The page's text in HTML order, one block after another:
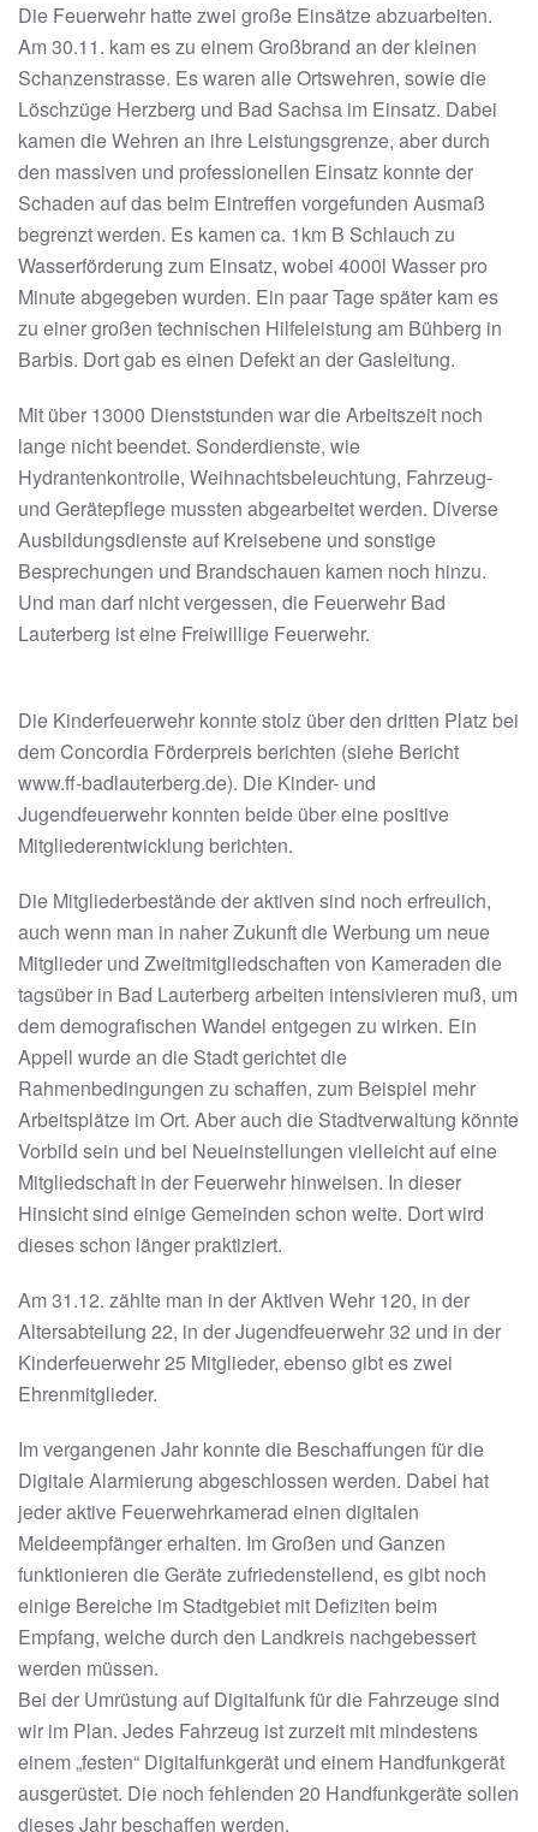
Die Feuerwehr hatte zwei große Einsätze abzuarbeiten.
Am 30.11. kam es zu einem Großbrand an der kleinen
Schanzenstrasse. Es waren alle Ortswehren, sowie die
Löschzüge Herzberg und Bad Sachsa im Einsatz. Dabei
kamen die Wehren an ihre Leistungsgrenze, aber durch
den massiven und professionellen Einsatz konnte der
Schaden auf das beim Eintreffen vorgefunden Ausmaß
begrenzt werden. Es kamen ca. 1km B Schlauch zu
Wasserförderung zum Einsatz, wobei 4000l Wasser pro
Minute abgegeben wurden. Ein paar Tage später kam es
zu einer großen technischen Hilfeleistung am Bühberg in
Barbis. Dort gab es einen Defekt an der Gasleitung.
Mit über 13000 Dienststunden war die Arbeitszeit noch
lange nicht beendet. Sonderdienste, wie
Hydrantenkontrolle, Weihnachtsbeleuchtung, Fahrzeug-
und Gerätepflege mussten abgearbeitet werden. Diverse
Ausbildungsdienste auf Kreisebene und sonstige
Besprechungen und Brandschauen kamen noch hinzu.
Und man darf nicht vergessen, die Feuerwehr Bad
Lauterberg ist eine Freiwillige Feuerwehr.
Die Kinderfeuerwehr konnte stolz über den dritten Platz bei
dem Concordia Förderpreis berichten (siehe Bericht
www.ff-badlauterberg.de). Die Kinder- und
Jugendfeuerwehr konnten beide über eine positive
Mitgliederentwicklung berichten.
Die Mitgliederbestände der aktiven sind noch erfreulich,
auch wenn man in naher Zukunft die Werbung um neue
Mitglieder und Zweitmitgliedschaften von Kameraden die
tagsüber in Bad Lauterberg arbeiten intensivieren muß, um
dem demografischen Wandel entgegen zu wirken. Ein
Appell wurde an die Stadt gerichtet die
Rahmenbedingungen zu schaffen, zum Beispiel mehr
Arbeitsplätze im Ort. Aber auch die Stadtverwaltung könnte
Vorbild sein und bei Neueinstellungen vielleicht auf eine
Mitgliedschaft in der Feuerwehr hinweisen. In dieser
Hinsicht sind einige Gemeinden schon weite. Dort wird
dieses schon länger praktiziert.
Am 31.12. zählte man in der Aktiven Wehr 120, in der
Altersabteilung 22, in der Jugendfeuerwehr 32 und in der
Kinderfeuerwehr 25 Mitglieder, ebenso gibt es zwei
Ehrenmitglieder.
Im vergangenen Jahr konnte die Beschaffungen für die
Digitale Alarmierung abgeschlossen werden. Dabei hat
jeder aktive Feuerwehrkamerad einen digitalen
Meldeempfänger erhalten. Im Großen und Ganzen
funktionieren die Geräte zufriedenstellend, es gibt noch
einige Bereiche im Stadtgebiet mit Defiziten beim
Empfang, welche durch den Landkreis nachgebessert
werden müssen.
Bei der Umrüstung auf Digitalfunk für die Fahrzeuge sind
wir im Plan. Jedes Fahrzeug ist zurzeit mit mindestens
einem „festen“ Digitalfunkgerät und einem Handfunkgerät
ausgerüstet. Die noch fehlenden 20 Handfunkgeräte sollen
dieses Jahr beschaffen werden.